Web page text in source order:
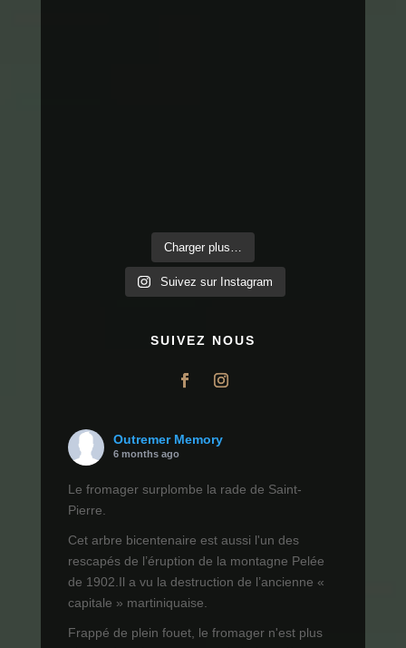
Charger plus…
Suivez sur Instagram
SUIVEZ NOUS
Outremer Memory
6 months ago
Le fromager surplombe la rade de Saint-
Pierre.
Cet arbre bicentenaire est aussi l'un des
rescapés de l’éruption de la montagne Pelée
de 1902.Il a vu la destruction de l’ancienne «
capitale » martiniquaise.
Frappé de plein fouet, le fromager n'est plus